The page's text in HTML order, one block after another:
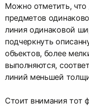
Можно отметить, что
предметов
линия одинаковой
подчеркнуть
объектов, более
выполняются,
линий меньшей
Стоит внимания тот